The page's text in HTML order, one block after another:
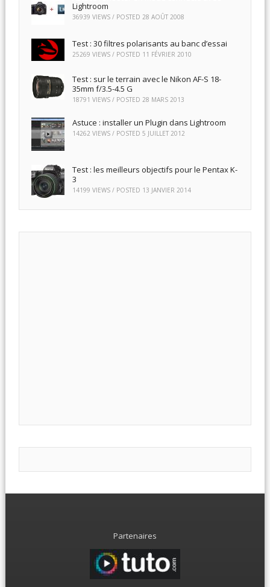
Lightroom
36939 VIEWS / POSTED 28 AOÛT 2008
Test : 30 filtres polarisants au banc d’essai
25269 VIEWS / POSTED 11 FÉVRIER 2010
Test : sur le terrain avec le Nikon AF-S 18-
35mm f/3.5-4.5 G
18791 VIEWS / POSTED 28 MARS 2013
Astuce : installer un Plugin dans Lightroom
14262 VIEWS / POSTED 5 JUILLET 2012
Test : les meilleurs objectifs pour le Pentax K-
3
14199 VIEWS / POSTED 13 JANVIER 2014
Partenaires